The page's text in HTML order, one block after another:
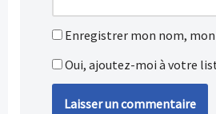
Enregistrer mon nom,
Oui, ajoutez-moi à votre